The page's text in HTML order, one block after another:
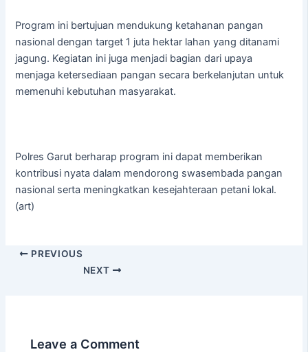
Program ini bertujuan mendukung ketahanan pangan
nasional dengan target 1 juta hektar lahan yang ditanami
jagung. Kegiatan ini juga menjadi bagian dari upaya
menjaga ketersediaan pangan secara berkelanjutan untuk
memenuhi kebutuhan masyarakat.
Polres Garut berharap program ini dapat memberikan
kontribusi nyata dalam mendorong swasembada pangan
nasional serta meningkatkan kesejahteraan petani lokal.
(art)
PREVIOUS
NEXT
Leave a Comment